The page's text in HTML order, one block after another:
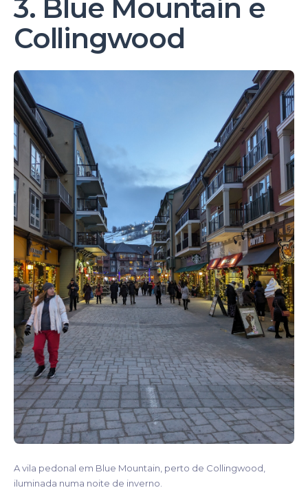
3. Blue Mountain e
Collingwood
A vila pedonal em Blue Mountain, perto de Collingwood,
iluminada numa noite de inverno.